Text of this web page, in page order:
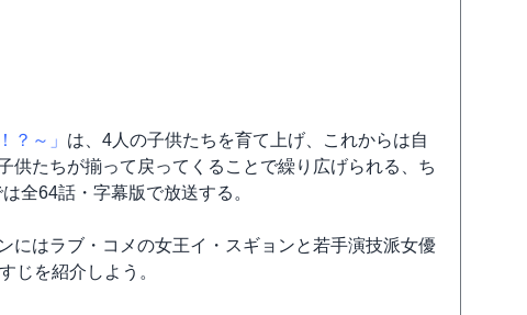
？～」 は、4人の子供たちを育て上げ、これからは自
たちが揃って戻ってくることで繰り広げられる、ち
全64話・字幕版で放送する。
にはラブ・コメの女王イ・スギョンと若手演技派女優
じを紹介しよう。